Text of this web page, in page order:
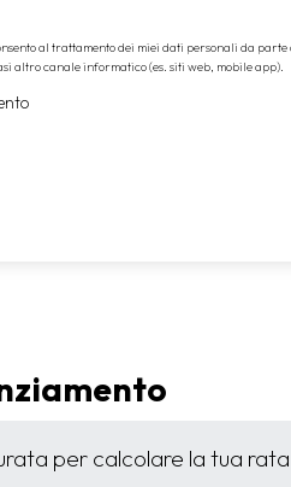
al trattamento dei miei dati personali da
altro canale informatico (es. siti web, mobile app).
per calcolare la tua